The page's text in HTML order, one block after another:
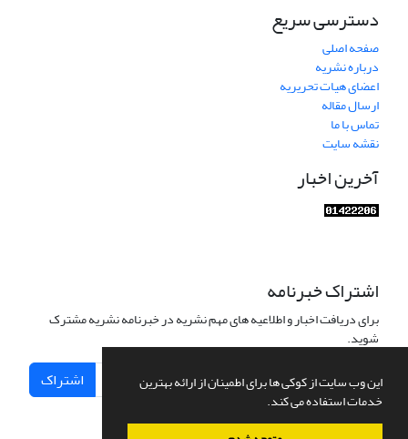
این وب سایت از کوکی ها برای اطمینان از ارائه بهترین
خدمات استفاده می کند.
دسترسی سریع
صفحه اصلی
درباره نشریه
اعضای هیات تحریریه
ارسال مقاله
تماس با ما
نقشه سایت
آخرین اخبار
اشتراک خبرنامه
برای دریافت اخبار و اطلاعیه های مهم نشریه در خبرنامه نشریه مشترک
شوید.
اشتراک